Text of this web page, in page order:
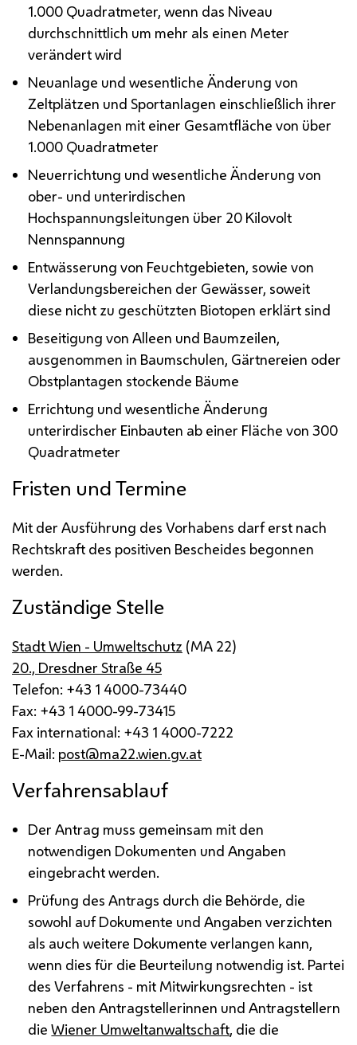
1.000 Quadratmeter, wenn das Niveau
durchschnittlich um mehr als einen Meter
verändert wird
Neuanlage und wesentliche Änderung von
Zeltplätzen und Sportanlagen einschließlich ihrer
Nebenanlagen mit einer Gesamtfläche von über
1.000 Quadratmeter
Neuerrichtung und wesentliche Änderung von
ober- und unterirdischen
Hochspannungsleitungen über 20 Kilovolt
Nennspannung
Entwässerung von Feuchtgebieten, sowie von
Verlandungsbereichen der Gewässer, soweit
diese nicht zu geschützten Biotopen erklärt sind
Beseitigung von Alleen und Baumzeilen,
ausgenommen in Baumschulen, Gärtnereien oder
Obstplantagen stockende Bäume
Errichtung und wesentliche Änderung
unterirdischer Einbauten ab einer Fläche von 300
Quadratmeter
Fristen und Termine
Mit der Ausführung des Vorhabens darf erst nach
Rechtskraft des positiven Bescheides begonnen
werden.
Zuständige Stelle
Stadt Wien - Umweltschutz (MA 22)
20., Dresdner Straße 45
Telefon: +43 1 4000-73440
Fax: +43 1 4000-99-73415
Fax international: +43 1 4000-7222
E-Mail: post@ma22.wien.gv.at
Verfahrensablauf
Der Antrag muss gemeinsam mit den
notwendigen Dokumenten und Angaben
eingebracht werden.
Prüfung des Antrags durch die Behörde, die
sowohl auf Dokumente und Angaben verzichten
als auch weitere Dokumente verlangen kann,
wenn dies für die Beurteilung notwendig ist. Partei
des Verfahrens - mit Mitwirkungsrechten - ist
neben den Antragstellerinnen und Antragstellern
dieWiener Umweltanwaltschaft, die die